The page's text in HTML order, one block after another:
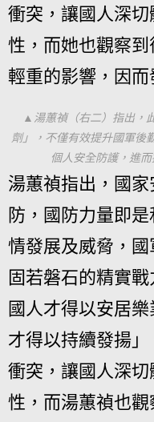
衝突，讓國人深
性，而她也觀察
輕重的影響，因而
▲湯蕙禎（右二）指出，
劑」，不僅有效提升國軍後
個人安全防護，進
湯蕙禎指出，國
防，國防力量即
情發展及威脅，
固若磐石的精實
國人才得以安居
才得以持續發揚
衝突，讓國人深
性，而湯蕙禎也